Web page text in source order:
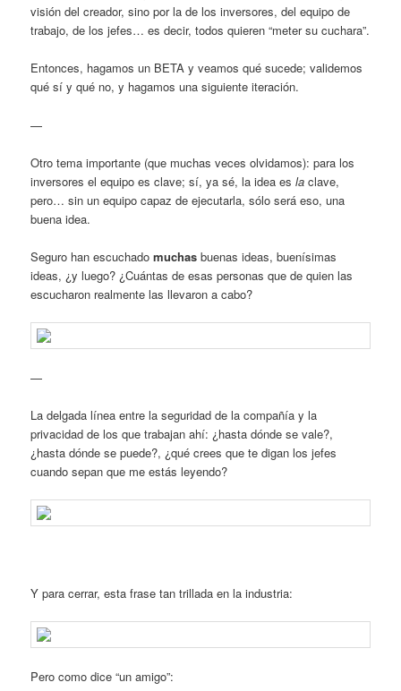
visión del creador, sino por la de los inversores, del equipo de
trabajo, de los jefes… es decir, todos quieren “meter su cuchara”.
Entonces, hagamos un BETA y veamos qué sucede; validemos
qué sí y qué no, y hagamos una siguiente iteración.
—
Otro tema importante (que muchas veces olvidamos): para los
inversores el equipo es clave; sí, ya sé, la idea esla clave,
pero… sin un equipo capaz de ejecutarla, sólo será eso, una
buena idea.
Seguro han escuchadomuchas buenas ideas, buenísimas
ideas, ¿y luego? ¿Cuántas de esas personas que de quien las
escucharon realmente las llevaron a cabo?
—
La delgada línea entre la seguridad de la compañía y la
privacidad de los que trabajan ahí: ¿hasta dónde se vale?,
¿hasta dónde se puede?, ¿qué crees que te digan los jefes
cuando sepan que me estás leyendo?
Y para cerrar, esta frase tan trillada en la industria:
Pero como dice “un amigo”: